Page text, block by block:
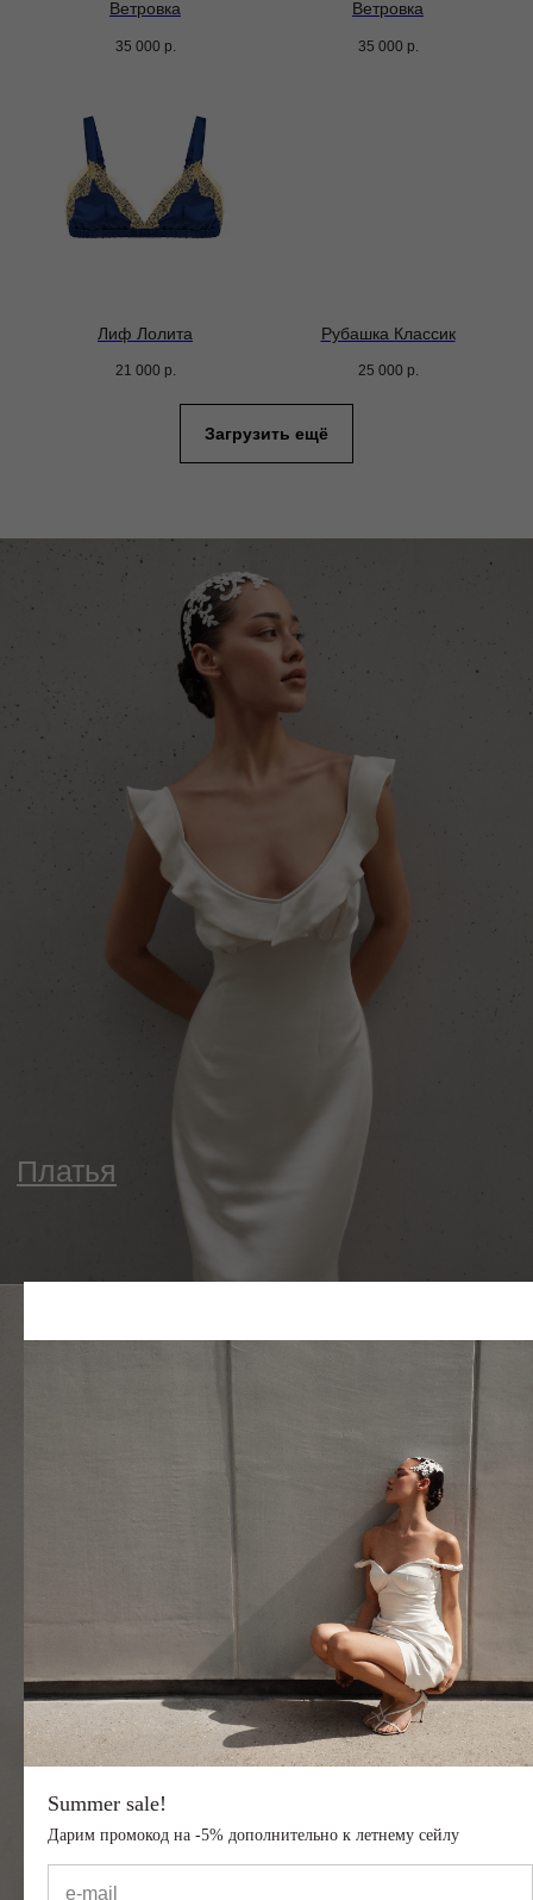
Summer sale!
Дарим промокод на -5% дополнительно к летнему сейлу
Ветровка
35 000 р.
Ветровка
35 000 р.
Лиф Лолита
21 000 р.
Рубашка Классик
25 000 р.
Загрузить ещё
Новостная рассылка
Оставьте ваш e-mail, чтобы получать